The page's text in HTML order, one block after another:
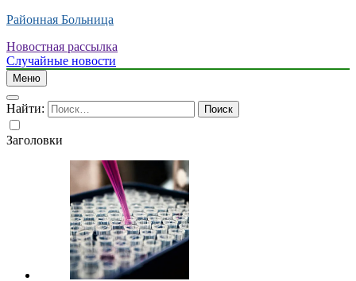
Районная Больница
Новостная рассылка
Случайные новости
Меню
Найти:
Заголовки